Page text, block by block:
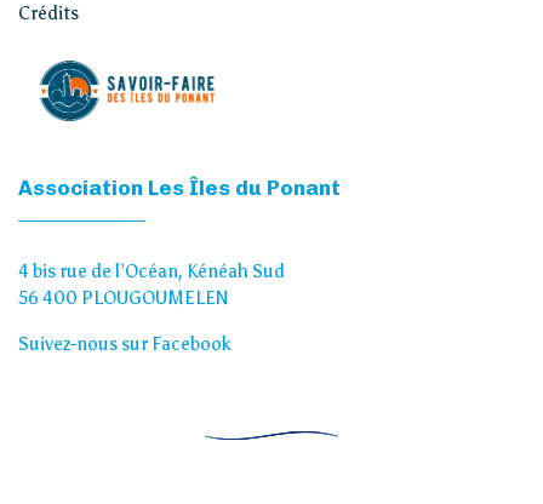
Crédits
Association Les Îles du Ponant
4 bis rue de l’Océan, Kénéah Sud
56 400 PLOUGOUMELEN
Suivez-nous sur Facebook